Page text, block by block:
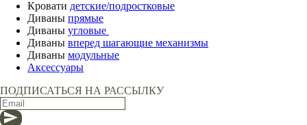
Кровати детские/подростковые
Диваны прямые
Диваны угловые
Диваны вперед шагающие механизмы
Диваны модульные
Аксессуары
ПОДПИСАТЬСЯ НА РАССЫЛКУ